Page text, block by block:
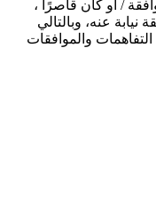
/ أو كان قاصرًا ،
نيابة عنه، وبالتالي
والموافقات